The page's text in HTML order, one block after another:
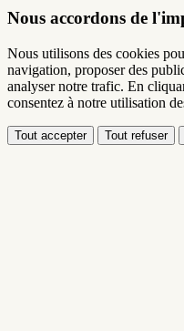
Nous accordons de
Nous utilisons des cookies
navigation, proposer des
analyser notre trafic. En
consentez à notre utilisation
Tout accepter Tout refuser